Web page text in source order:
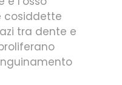
cosiddette
tra dente e